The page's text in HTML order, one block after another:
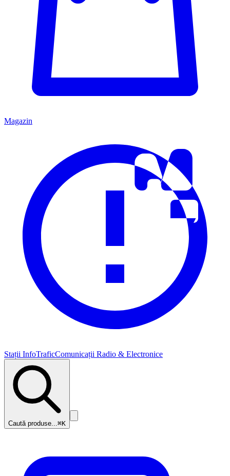
Magazin
Stații InfoTraficComunicații Radio & Electronice
Caută produse...⌘K